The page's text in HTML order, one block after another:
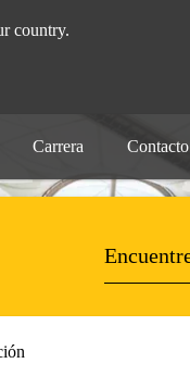
country.
Carrera Contacto